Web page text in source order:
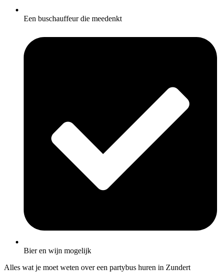
Een buschauffeur die meedenkt
Bier en wijn mogelijk
Alles wat je moet weten over een partybus huren in Zundert